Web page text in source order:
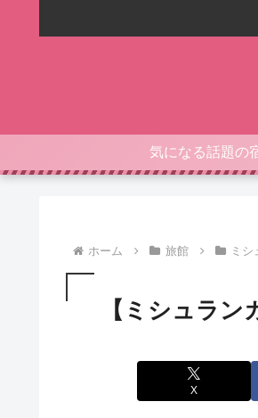
気になる話題の
ホーム 旅館 ミシ
【ミシュラ
X